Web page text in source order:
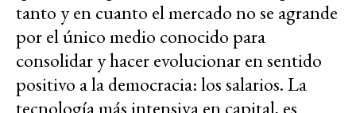
tanto y en cuanto el mercado no se agrande
por el único medio conocido para
consolidar y hacer evolucionar en sentido
positivo a la democracia: los salarios. La
tecnología más intensiva en capital, es